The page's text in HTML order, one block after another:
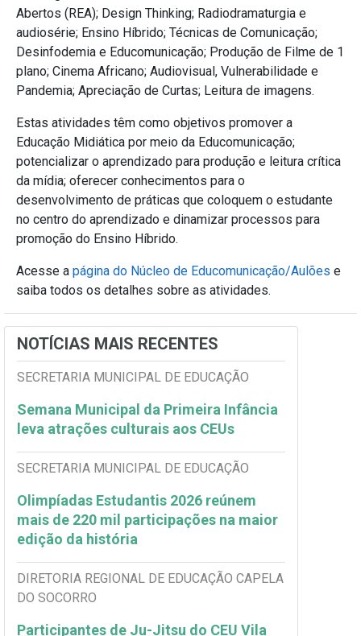
Abertos (REA); Design Thinking; Radiodramaturgia e
audiosérie; Ensino Híbrido; Técnicas de Comunicação;
Desinfodemia e Educomunicação; Produção de Filme de 1
plano; Cinema Africano; Audiovisual, Vulnerabilidade e
Pandemia; Apreciação de Curtas; Leitura de imagens.
Estas atividades têm como objetivos promover a
Educação Midiática por meio da Educomunicação;
potencializar o aprendizado para produção e leitura crítica
da mídia; oferecer conhecimentos para o
desenvolvimento de práticas que coloquem o estudante
no centro do aprendizado e dinamizar processos para
promoção do Ensino Híbrido.
Acesse a página do Núcleo de Educomunicação/Aulões e
saiba todos os detalhes sobre as atividades.
NOTÍCIAS MAIS RECENTES
SECRETARIA MUNICIPAL DE EDUCAÇÃO
Semana Municipal da Primeira Infância
leva atrações culturais aos CEUs
SECRETARIA MUNICIPAL DE EDUCAÇÃO
Olimpíadas Estudantis 2026 reúnem
mais de 220 mil participações na maior
edição da história
DIRETORIA REGIONAL DE EDUCAÇÃO CAPELA
DO SOCORRO
Participantes de Ju-Jitsu do CEU Vila